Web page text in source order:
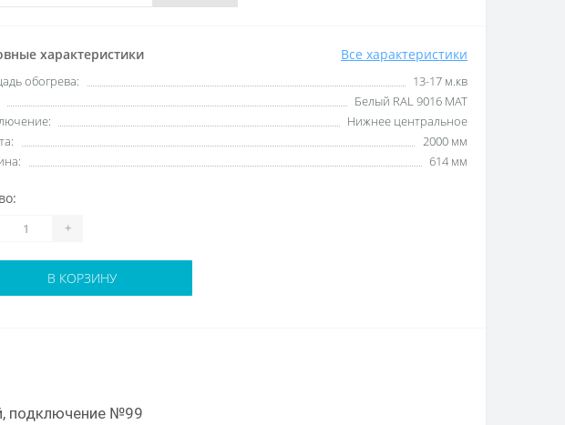
характеристики Все характеристики
обогрева:
13-17 м.кв
Белый RAL 9016 MAT
Нижнее центральное
2000 мм
614 мм
+
В КОРЗИНУ
подключение №99